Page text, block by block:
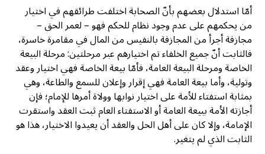
أمّا استدلال بعضهم بأنّ الصحابة اختلفت طرائقهم في اختيار
من يحكمهم على عدم وجود نظام للحكم فهو – لعمر الحق –
مجازفة أجرأ من المجازفة بالنفيس من المال في مقامرة خاسرة،
فالثابت أنّ جميع الخلفاء تم اختيارهم عبر مرحلتين: مرحلة البيعة
الخاصة ومرحلة البيعة العامة، فأمّا بيعة الخاصة فهي اختيار وعقد
وتولية، وأما بيعة العامة فهي إقرار وإعلان للسمع والطاعة، وهي
بمثابة استفتاء للأمة على اختيار نوابها وولاة أمرها للإمام؛ فإن
أجازته الأمة ببيعة العامة أو الاستفتاء العام ثبت العقد واستقرت
الإمامة، وإلا كان على أهل الحل والعقد أن يعيدوا الاختيار، هذا هو
الثابت الذي لم يتغير.